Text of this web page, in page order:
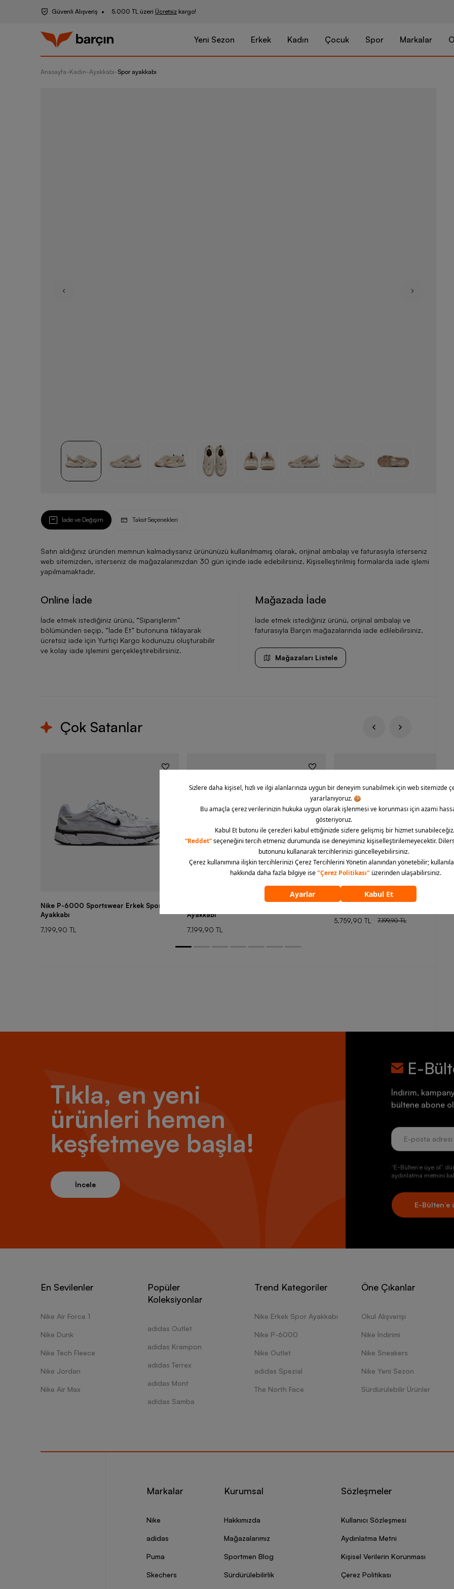
Güvenli Alışveriş 5.000 TL üzeri Ücretsiz kargo!
Yeni Sezon Erkek Kadın Çocuk Spor Markalar
Anasayfa-Kadın-Ayakkabı-Spor ayakkabı
Nike Tech
İade ve Değişim Taksit Seçenekleri
Satın aldığınız üründen memnun kalmadıysanız ürününüzü kullanılmamış olarak, orijinal ambalajı ve faturasıyla isterseniz
web sitemizden, isterseniz de mağazalarımızdan 30 gün içinde iade edebilirsiniz. Kişiselleştirilmiş formalarda iade işlemi
yapılmamaktadır.
Online İade
İade etmek istediğiniz ürünü, “Siparişlerim”
bölümünden seçip, “İade Et” butonuna tıklayarak
ücretsiz iade için Yurtiçi Kargo kodunuzu oluşturabilir
ve kolay iade işlemini gerçekleştirebilirsiniz.
Mağazada İade
İade etmek istediğiniz ürünü, orijinal ambalajı ve
faturasıyla Barçın mağazalarında iade edilebilirsiniz.
Mağazaları Listele
Çok Satanlar
Nike P-6000 Sportswear Erkek Spor
Ayakkabı
7.199,90 TL
Ayakkabı
7.199,90 TL
5.759,90 TL
7.199,90 TL
Tıkla, en yeni
ürünleri hemen
keşfetmeye başla!
İncele
E-
İndirim,
bültene abone
“E-Bülten’e üye ol”
aydınlatma metnini
E-Bülten’e
En Sevilenler
Nike Air Force 1
Nike Dunk
Nike Tech Fleece
Nike Jordan
Nike Air Max
Popüler
Koleksiyonlar
adidas Outlet
adidas Krampon
adidas Terrex
adidas Mont
adidas Samba
Trend Kategoriler
Nike Erkek Spor Ayakkabı
Nike P-6000
Nike Outlet
adidas Spezial
The North Face
Öne Çıkanlar
Okul Alışverişi
Nike İndirimi
Nike Sneakers
Nike Yeni Sezon
Sürdürülebilir Ürünler
Markalar
Nike
adidas
Puma
Skechers
Kurumsal
Hakkımızda
Mağazalarımız
Sportmen Blog
Sürdürülebilirlik
Sözleşmeler
Kullanıcı Sözleşmesi
Aydınlatma Metni
Kişisel Verilerin Korunması
Çerez Politikası